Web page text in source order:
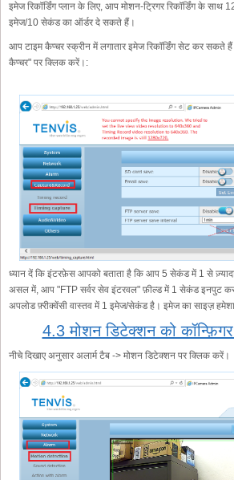
इमेज रिकॉर्डिंग प्लान के लिए, आप मोशन-ट्रिगर रिकॉर्डिंग के
इमेज/10 सेकंड का ऑर्डर दे सकते हैं।
आप टाइम कैप्चर स्क्रीन में लगातार इमेज रिकॉर्डिंग सेट कर सकते
कैप्चर" पर क्लिक करें।:
ध्यान दें कि इंटरफ़ेस आपको बताता है कि आप 5 सेकंड में 1 से
असल में, आप "FTP सर्वर सेव इंटरवल" फ़ील्ड में 1 सेकंड इनपुट
अपलोड फ़्रीक्वेंसी वास्तव में 1 इमेज/सेकंड है। इमेज का साइज़
4.3 मोशन डिटेक्शन को कॉन्फ़िगर
नीचे दिखाए अनुसार अलार्म टैब -> मोशन डिटेक्शन पर क्लिक करें।